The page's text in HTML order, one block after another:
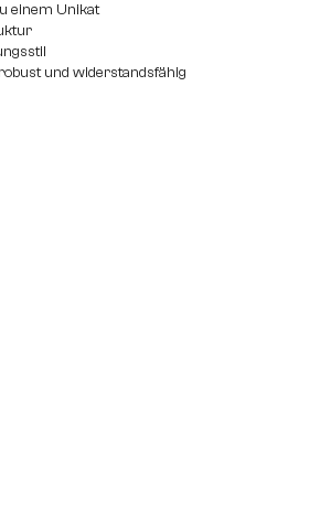
einem Unikat
und widerstandsfähig